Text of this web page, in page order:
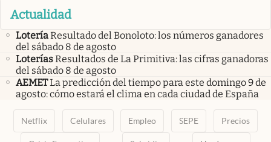
Actualidad
LoteríaResultado del Bonoloto: los números ganadores
del sábado 8 de agosto
LoteríasResultados de La Primitiva: las cifras ganadoras
del sábado 8 de agosto
AEMETLa predicción del tiempo para este domingo 9 de
agosto: cómo estará el clima en cada ciudad de España
Netflix Celulares Empleo SEPE Precios